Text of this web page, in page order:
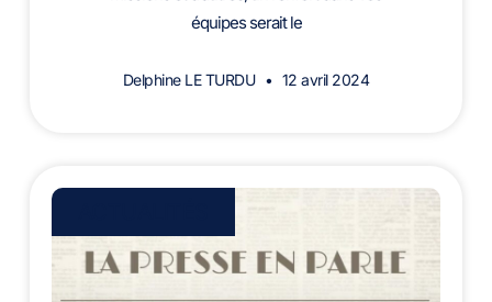
équipes serait le
Delphine LE TURDU 12 avril 2024